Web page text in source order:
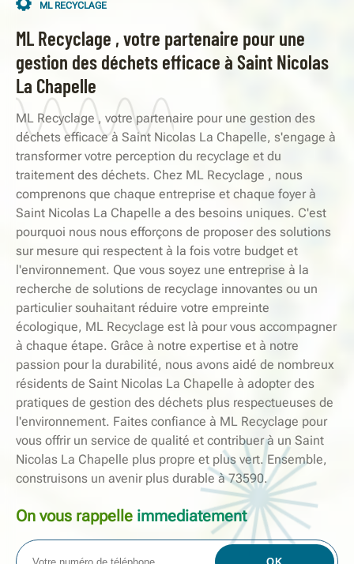
ML RECYCLAGE
ML Recyclage , votre partenaire pour une
gestion des déchets efficace à Saint Nicolas
La Chapelle
ML Recyclage , votre partenaire pour une gestion des
déchets efficace à Saint Nicolas La Chapelle, s'engage à
transformer votre perception du recyclage et du
traitement des déchets. Chez ML Recyclage , nous
comprenons que chaque entreprise et chaque foyer à
Saint Nicolas La Chapelle a des besoins uniques. C'est
pourquoi nous nous efforçons de proposer des solutions
sur mesure qui respectent à la fois votre budget et
l'environnement. Que vous soyez une entreprise à la
recherche de solutions de recyclage innovantes ou un
particulier souhaitant réduire votre empreinte
écologique, ML Recyclage est là pour vous accompagner
à chaque étape. Grâce à notre expertise et à notre
passion pour la durabilité, nous avons aidé de nombreux
résidents de Saint Nicolas La Chapelle à adopter des
pratiques de gestion des déchets plus respectueuses de
l'environnement. Faites confiance à ML Recyclage pour
vous offrir un service de qualité et contribuer à un Saint
Nicolas La Chapelle plus propre et plus vert. Ensemble,
construisons un avenir plus durable à 73590.
On vous rappelle immediatement